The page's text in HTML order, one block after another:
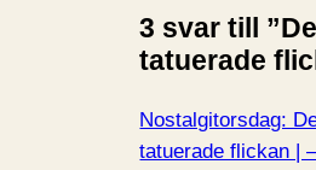
3 svar till
tatuerade
Nostalgitorsdag:
tatuerade flickan |